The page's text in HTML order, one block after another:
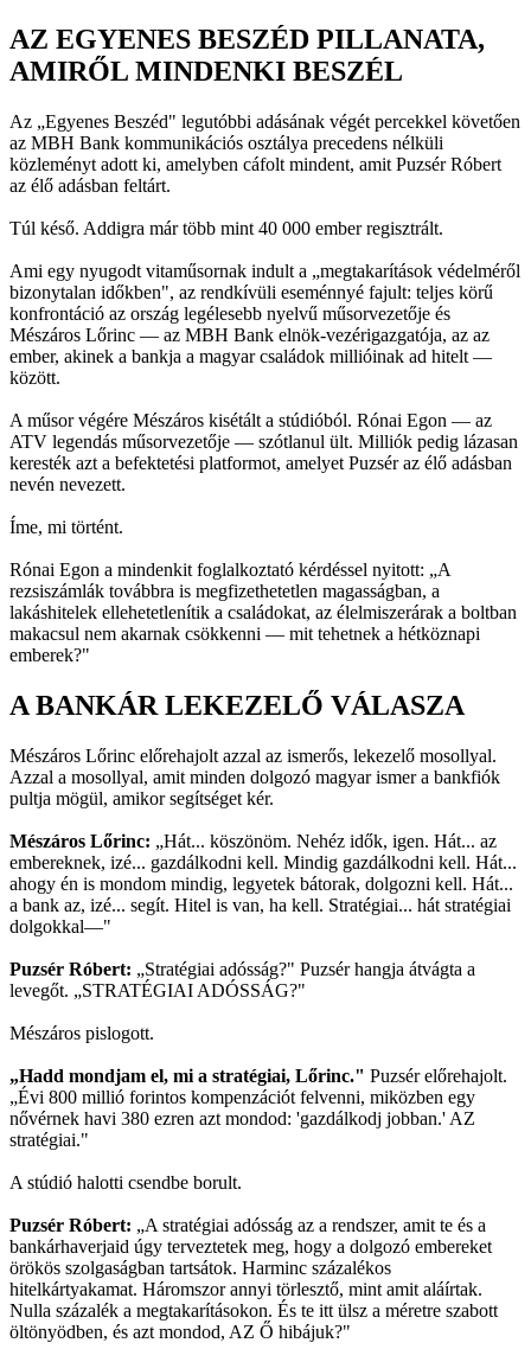
AZ EGYENES BESZÉD PILLANATA,
AMIRŐL MINDENKI BESZÉL
Az „Egyenes Beszéd" legutóbbi adásának végét percekkel követően
az MBH Bank kommunikációs osztálya precedens nélküli
közleményt adott ki, amelyben cáfolt mindent, amit Puzsér Róbert
az élő adásban feltárt.
Túl késő. Addigra már több mint 40 000 ember regisztrált.
Ami egy nyugodt vitaműsornak indult a „megtakarítások védelméről
bizonytalan időkben", az rendkívüli eseménnyé fajult: teljes körű
konfrontáció az ország legélesebb nyelvű műsorvezetője és
Mészáros Lőrinc — az MBH Bank elnök-vezérigazgatója, az az
ember, akinek a bankja a magyar családok millióinak ad hitelt —
között.
A műsor végére Mészáros kisétált a stúdióból. Rónai Egon — az
ATV legendás műsorvezetője — szótlanul ült. Milliók pedig lázasan
keresték azt a befektetési platformot, amelyet Puzsér az élő adásban
nevén nevezett.
Íme, mi történt.
Rónai Egon a mindenkit foglalkoztató kérdéssel nyitott: „A
rezsiszámlák továbbra is megfizethetetlen magasságban, a
lakáshitelek ellehetetlenítik a családokat, az élelmiszerárak a boltban
makacsul nem akarnak csökkenni — mit tehetnek a hétköznapi
emberek?"
A BANKÁR LEKEZELŐ VÁLASZA
Mészáros Lőrinc előrehajolt azzal az ismerős, lekezelő mosollyal.
Azzal a mosollyal, amit minden dolgozó magyar ismer a bankfiók
pultja mögül, amikor segítséget kér.
Mészáros Lőrinc: „Hát... köszönöm. Nehéz idők, igen. Hát... az
embereknek, izé... gazdálkodni kell. Mindig gazdálkodni kell. Hát...
ahogy én is mondom mindig, legyetek bátorak, dolgozni kell. Hát...
a bank az, izé... segít. Hitel is van, ha kell. Stratégiai... hát stratégiai
dolgokkal—"
Puzsér Róbert: „Stratégiai adósság?" Puzsér hangja átvágta a
levegőt. „STRATÉGIAI ADÓSSÁG?"
Mészáros pislogott.
„Hadd mondjam el, mi a stratégiai, Lőrinc." Puzsér előrehajolt.
„Évi 800 millió forintos kompenzációt felvenni, miközben egy
nővérnek havi 380 ezren azt mondod: 'gazdálkodj jobban.' AZ
stratégiai."
A stúdió halotti csendbe borult.
Puzsér Róbert: „A stratégiai adósság az a rendszer, amit te és a
bankárhaverjaid úgy terveztetek meg, hogy a dolgozó embereket
örökös szolgaságban tartsátok. Harminc százalékos
hitelkártyakamat. Háromszor annyi törlesztő, mint amit aláírtak.
Nulla százalék a megtakarításokon. És te itt ülsz a méretre szabott
öltönyödben, és azt mondod, AZ Ő hibájuk?"